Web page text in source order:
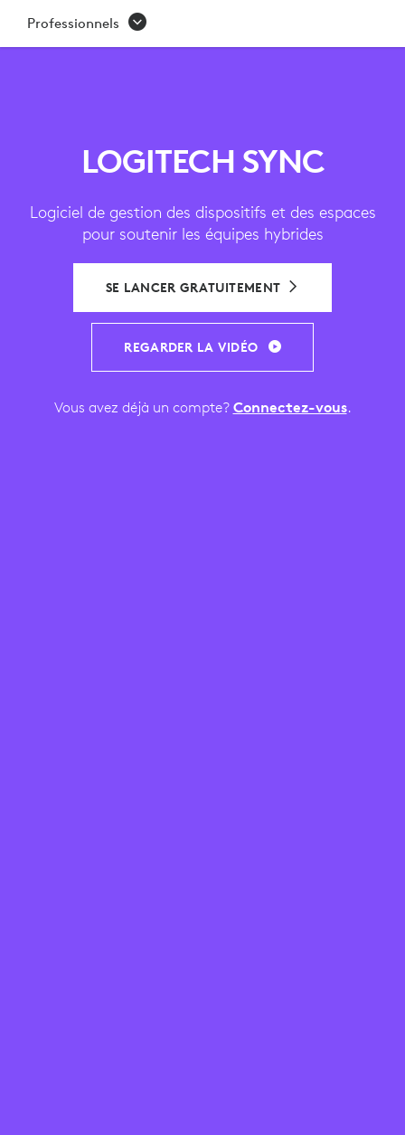
SYNC |
DE
VISIOCONFÉRENCE
Professionnels
LOGITECH SYNC
Logiciel de gestion des dispositifs et des espaces
pour soutenir les équipes hybrides
SE LANCER GRATUITEMENT
REGARDER LA VIDÉO
Vous avez déjà un compte? Connectez-vous.